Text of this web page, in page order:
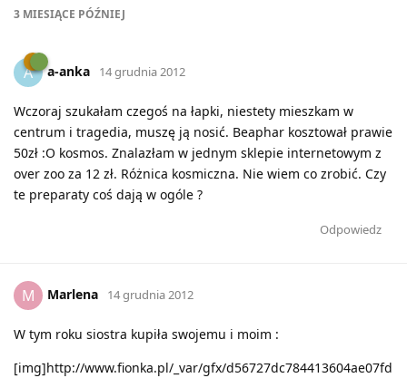
3 MIESIĄCE PÓŹNIEJ
A a-anka 14 grudnia 2012
Wczoraj szukałam czegoś na łapki, niestety mieszkam w
centrum i tragedia, muszę ją nosić. Beaphar kosztował prawie
50zł :O kosmos. Znalazłam w jednym sklepie internetowym z
over zoo za 12 zł. Różnica kosmiczna. Nie wiem co zrobić. Czy
te preparaty coś dają w ogóle ?
Odpowiedz
M Marlena 14 grudnia 2012
W tym roku siostra kupiła swojemu i moim :
[img]http://www.fionka.pl/_var/gfx/d56727dc784413604ae07fd